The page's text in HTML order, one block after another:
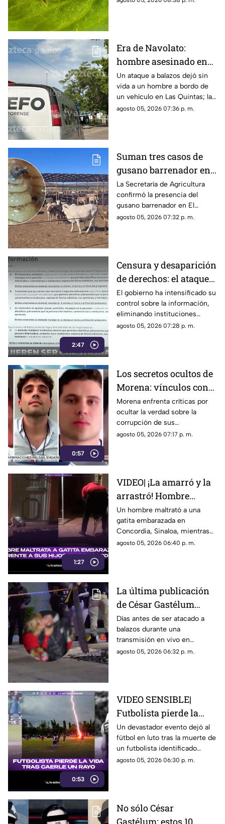
garrapatas
Era de Navolato:
hombre asesinado en
Las Quintas, Culiacán,
ya fue identificado
Un ataque a balazos dejó sin
vida a un hombre a bordo de
un vehículo en Las Quintas; la
identidad de la víctima ya fue
agosto 05, 2026 07:36 p. m.
Suman tres casos de
gusano barrenador en
ganado al sur de
Sinaloa
La Secretaría de Agricultura
confirmó la presencia del
gusano barrenador en El
Rosario y Escuinapa
agosto 05, 2026 07:32 p. m.
2:47
Censura y desaparición
de derechos: el ataque
del gobierno a la
información pública
El gobierno ha intensificado su
control sobre la información,
eliminando instituciones
autónomas y silenciando
agosto 05, 2026 07:28 p. m.
0:57
Los secretos ocultos de
Morena: vínculos con
el crimen organizado y
obras faraónicas
Morena enfrenta críticas por
ocultar la verdad sobre la
corrupción de sus
gobernadores y el vínculo con
agosto 05, 2026 07:17 p. m.
1:27
VIDEO| ¡La amarró y la
arrastró! Hombre
maltrata a gatita
embarazada en
Concordia frente a sus
hijos
Un hombre maltrató a una
gatita embarazada en
Concordia, Sinaloa, mientras
su familia ríe, se burlan y
agosto 05, 2026 06:40 p. m.
La última publicación
de César Gastélum
antes de ser asesinado
en vivo: Presumía una
"cita fresita"
Días antes de ser atacado a
balazos durante una
transmisión en vivo en
Culiacán, el creador de
agosto 05, 2026 06:32 p. m.
0:53
VIDEO SENSIBLE|
Futbolista pierde la
vida tras ser impactado
por un rayo en pleno
partido
Un devastador evento dejó al
fútbol en luto tras la muerte de
un futbolista identificado
cómo Safwan Awae por un
agosto 05, 2026 06:30 p. m.
No sólo César
Gastélum: estos 10